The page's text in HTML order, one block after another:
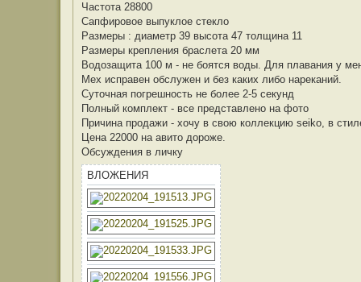
и
е
Частота 28800
Сапфировое выпуклое стекло
Размеры : диаметр 39 высота 47 толщина 11
Размеры крепления браслета 20 мм
Водозащита 100 м - не боятся воды. Для плавания у
Мех исправен обслужен и без каких либо нареканий.
Суточная погрешность не более 2-5 секунд
Полный комплект - все представлено на фото
Причина продажи - хочу в свою коллекцию seiko, в
Цена 22000 на авито дороже.
Обсуждения в личку
ВЛОЖЕНИЯ